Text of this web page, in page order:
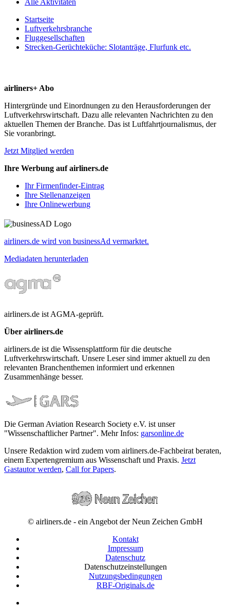
Startseite
Luftverkehrsbranche
Fluggesellschaften
Strecken-Gerüchteküche: Slotanträge, Flurfunk etc.
airliners+ Abo
Hintergründe und Einordnungen zu den Herausforderungen der
Luftverkehrswirtschaft. Dazu alle relevanten Nachrichten zu den
aktuellen Themen der Branche. Das ist Luftfahrtjournalismus, der
Sie voranbringt.
Jetzt Mitglied werden
Ihre Werbung auf airliners.de
Ihr Firmenfinder-Eintrag
Ihre Stellenanzeigen
Ihre Onlinewerbung
airliners.de wird von businessAd vermarktet.
Mediadaten herunterladen
airliners.de ist AGMA-geprüft.
Über airliners.de
airliners.de ist die Wissensplattform für die deutsche
Luftverkehrswirtschaft. Unsere Leser sind immer aktuell zu den
relevanten Branchenthemen informiert und erkennen
Zusammenhänge besser.
Die German Aviation Research Society e.V. ist unser
"Wissenschaftlicher Partner". Mehr Infos: garsonline.de
Unsere Redaktion wird zudem vom airliners.de-Fachbeirat beraten,
einem Expertengremium aus Wissenschaft und Praxis. Jetzt
Gastautor werden, Call for Papers.
© airliners.de - ein Angebot der Neun Zeichen GmbH
Kontakt
Impressum
Datenschutz
Datenschutzeinstellungen
Nutzungsbedingungen
RBF-Originals.de